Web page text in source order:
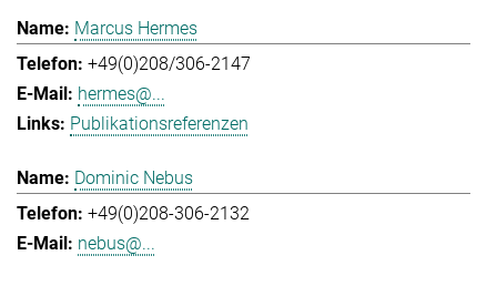
Marcus Hermes
+49(0)208/306-2147
hermes@...
Publikationsreferenzen
Dominic Nebus
+49(0)208-306-2132
nebus@...